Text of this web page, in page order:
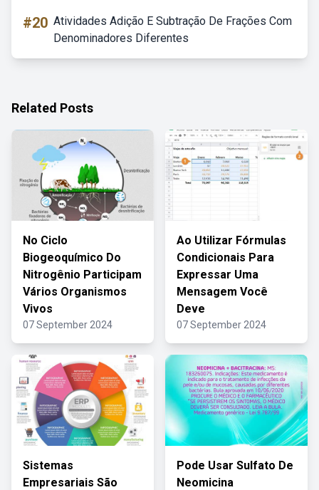
#20 Atividades Adição E Subtração De Frações Com
Denominadores Diferentes
Related Posts
No Ciclo
Biogeoquímico Do
Nitrogênio Participam
Vários Organismos
Vivos
07 September 2024
Ao Utilizar Fórmulas
Condicionais Para
Expressar Uma
Mensagem Você
Deve
07 September 2024
Sistemas
Empresariais São
Pode Usar Sulfato De
Neomicina